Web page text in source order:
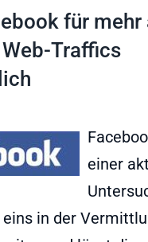
für mehr
Traffics
einer
in der